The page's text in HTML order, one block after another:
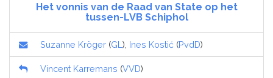
Het vonnis van de Raad van State op het
tussen-LVB Schiphol
Suzanne Kröger (GL ), Ines Kostić (PvdD)
Vincent Karremans (VVD)